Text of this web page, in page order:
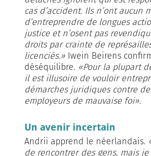
cas d’accident. Ils n’ont aucun
d’entreprendre de longues
justice et n’osent pas
droits par crainte de
licenciés.» Iwein Beirens
déséquilibre. «Pour la plupart
il est illusoire de vouloir
démarches juridiques contre
employeurs de mauvaise foi».
Un avenir incertain
Andrii apprend le néerlandais.
de rencontrer des gens, mais je